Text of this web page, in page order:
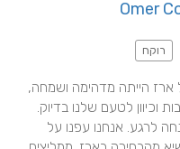
רוקח